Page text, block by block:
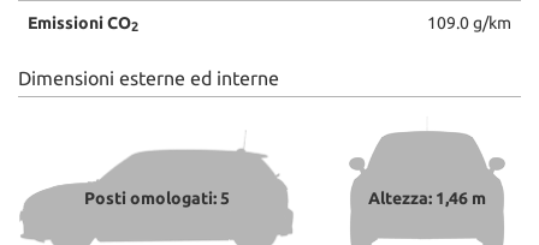
Emissioni CO2 109.0 g/km
Dimensioni esterne ed interne
Posti omologati: 5 Altezza: 1,46 m